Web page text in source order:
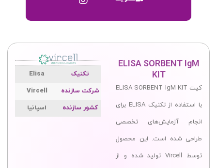
ELISA SORBENT IgM
KIT
کیت ELISA SORBENT IgM KIT
با استفاده از تکنیک ELISA برای
انجام آزمایش‌های تخصصی
طراحی شده است. این محصول
توسط Vircell تولید شده و از
تکنیک
Elisa
شرکت سازنده
Vircell
کشور سازنده
اسپانیا